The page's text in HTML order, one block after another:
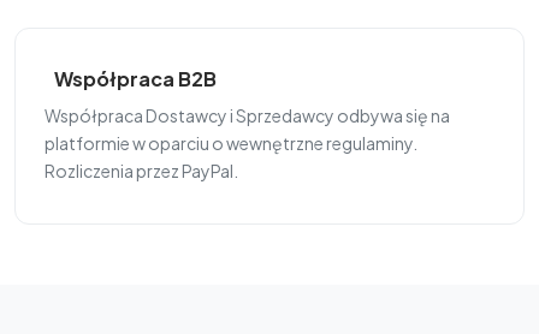
Współpraca B2B
Współpraca Dostawcy i Sprzedawcy odbywa się na
platformie w oparciu o wewnętrzne regulaminy.
Rozliczenia przez PayPal.